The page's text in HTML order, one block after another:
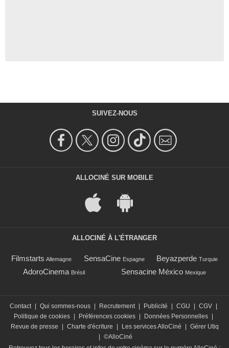
SUIVEZ-NOUS
ALLOCINÉ SUR MOBILE
ALLOCINÉ À L'ÉTRANGER
Filmstarts Allemagne SensaCine Espagne Beyazperde Turquie
AdoroCinema Brésil Sensacine México Mexique
Contact | Qui sommes-nous | Recrutement | Publicité | CGU | CGV |
Politique de cookies | Préférences cookies | Données Personnelles |
Revue de presse
| Charte d'écriture | Les services AlloCiné | Gérer Utiq
| ©AlloCiné